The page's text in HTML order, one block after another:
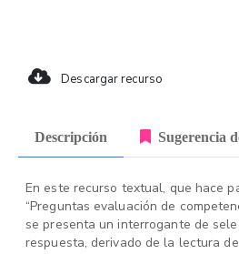
Descargar recurso
Descripción Sugerencia
En este recurso textual, que hace
“Preguntas evaluación de
se presenta un interrogante de
respuesta, derivado de la lectura